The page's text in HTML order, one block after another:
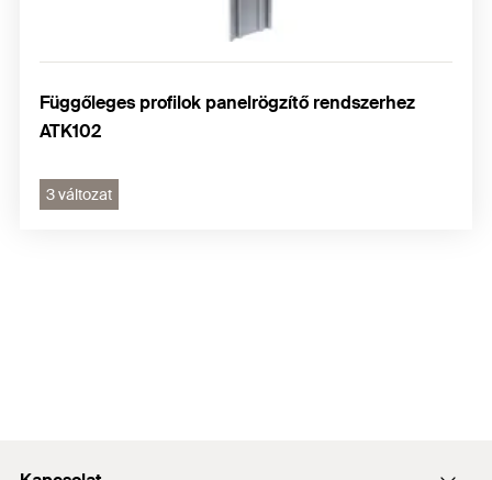
Függőleges profilok panelrögzítő rendszerhez
ATK102
3 változat